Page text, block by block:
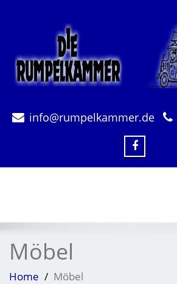
info@rumpelkammer.de
Möbel
Home Möbel